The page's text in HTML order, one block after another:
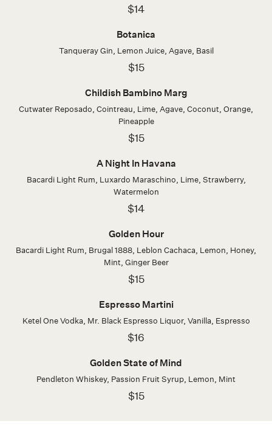
$14
Botanica
Tanqueray Gin, Lemon Juice, Agave, Basil
$15
Childish Bambino Marg
Cutwater Reposado, Cointreau, Lime, Agave, Coconut, Orange,
Pineapple
$15
A Night In Havana
Bacardi Light Rum, Luxardo Maraschino, Lime, Strawberry,
Watermelon
$14
Golden Hour
Bacardi Light Rum, Brugal 1888, Leblon Cachaca, Lemon, Honey,
Mint, Ginger Beer
$15
Espresso Martini
Ketel One Vodka, Mr. Black Espresso Liquor, Vanilla, Espresso
$16
Golden State of Mind
Pendleton Whiskey, Passion Fruit Syrup, Lemon, Mint
$15